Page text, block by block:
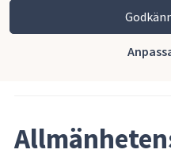
Vara kommun Nyhets-